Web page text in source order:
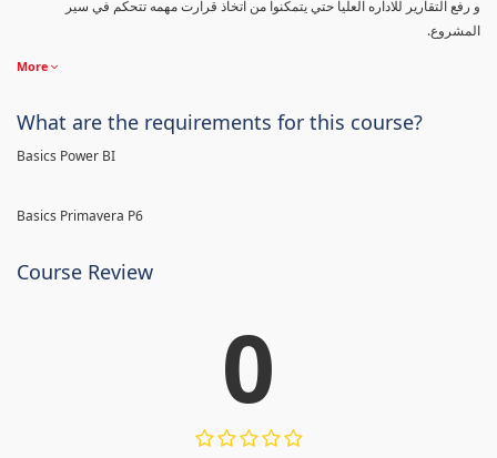
و رفع التقارير للاداره العليا حتي يتمكنوا من اتخاذ قرارت مهمه تتحكم في سير
المشروع.
More
What are the requirements for this course?
Basics Power BI
Basics Primavera P6
Course Review
0